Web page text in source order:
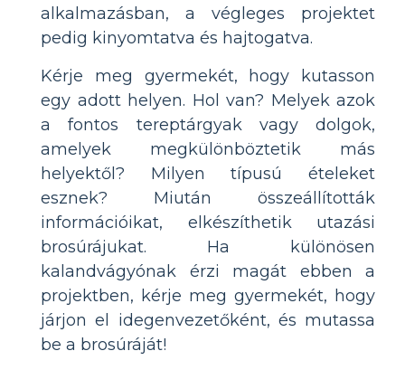
alkalmazásban, a végleges projektet
pedig kinyomtatva és hajtogatva.
Kérje meg gyermekét, hogy kutasson
egy adott helyen. Hol van? Melyek azok
a fontos tereptárgyak vagy dolgok,
amelyek megkülönböztetik más
helyektől? Milyen típusú ételeket
esznek? Miután összeállították
információikat, elkészíthetik utazási
brosúrájukat. Ha különösen
kalandvágyónak érzi magát ebben a
projektben, kérje meg gyermekét, hogy
járjon el idegenvezetőként, és mutassa
be a brosúráját!